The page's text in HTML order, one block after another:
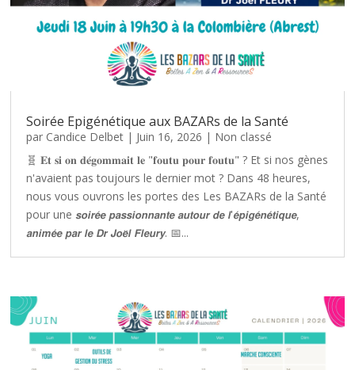
Soirée Epigénétique aux BAZARs de la Santé
par Candice Delbet | Juin 16, 2026 | Non classé
🧬 𝐄𝐭 𝐬𝐢 𝐨𝐧 𝐝𝐞́𝐠𝐨𝐦𝐦𝐚𝐢𝐭 𝐥𝐞 "𝐟𝐨𝐮𝐭𝐮 𝐩𝐨𝐮𝐫 𝐟𝐨𝐮𝐭𝐮" ? Et si nos gènes
n'avaient pas toujours le dernier mot ? Dans 48 heures,
nous vous ouvrons les portes des Les BAZARs de la Santé
pour une 𝙨𝙤𝙞𝙧𝙚́𝙚 𝙥𝙖𝙨𝙨𝙞𝙤𝙣𝙣𝙖𝙣𝙩𝙚 𝙖𝙪𝙩𝙤𝙪𝙧 𝙙𝙚 𝙡'𝙚́𝙥𝙞𝙜𝙚́𝙣𝙚́𝙩𝙞𝙦𝙪𝙚,
𝙖𝙣𝙞𝙢𝙚́𝙚 𝙥𝙖𝙧 𝙡𝙚 𝘿𝙧 𝙅𝙤𝙚̈𝙡 𝙁𝙡𝙚𝙪𝙧𝙮. 📅...